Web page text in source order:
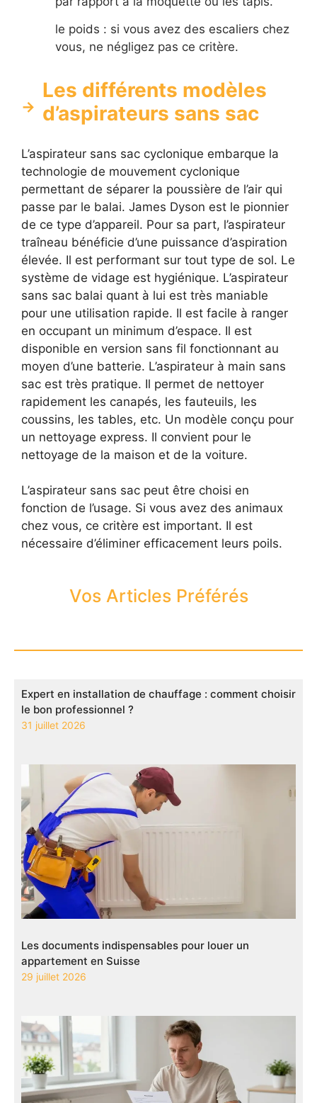
le poids : si vous avez des escaliers chez
vous, ne négligez pas ce critère.
Les différents modèles
d’aspirateurs sans sac
L’aspirateur sans sac cyclonique embarque la
technologie de mouvement cyclonique
permettant de séparer la poussière de l’air qui
passe par le balai. James Dyson est le pionnier
de ce type d’appareil. Pour sa part, l’aspirateur
traîneau bénéficie d’une puissance d’aspiration
élevée. Il est performant sur tout type de sol. Le
système de vidage est hygiénique. L’aspirateur
sans sac balai quant à lui est très maniable
pour une utilisation rapide. Il est facile à ranger
en occupant un minimum d’espace. Il est
disponible en version sans fil fonctionnant au
moyen d’une batterie. L’aspirateur à main sans
sac est très pratique. Il permet de nettoyer
rapidement les canapés, les fauteuils, les
coussins, les tables, etc. Un modèle conçu pour
un nettoyage express. Il convient pour le
nettoyage de la maison et de la voiture.
L’aspirateur sans sac peut être choisi en
fonction de l’usage. Si vous avez des animaux
chez vous, ce critère est important. Il est
nécessaire d’éliminer efficacement leurs poils.
Vos Articles Préférés
Expert en installation de chauffage : comment choisir
le bon professionnel ?
31 juillet 2026
Les documents indispensables pour louer un
appartement en Suisse
29 juillet 2026